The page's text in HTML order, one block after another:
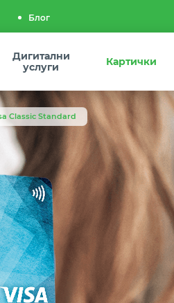
Блог
Дигитални
услуги
Картички
Classic Standard